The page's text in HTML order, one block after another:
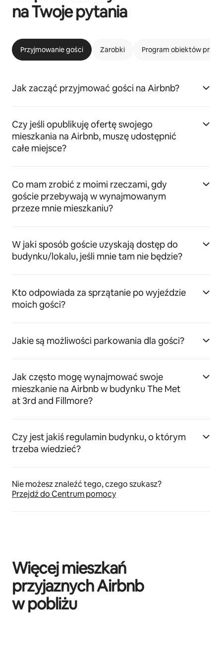
na Twoje pytania
Przyjmowanie gości Zarobki Program obiektów
Jak zacząć przyjmować gości na Airbnb?
Czy jeśli opublikuję ofertę swojego
mieszkania na Airbnb, muszę udostępnić
całe miejsce?
Co mam zrobić z moimi rzeczami, gdy
goście przebywają w wynajmowanym
przeze mnie mieszkaniu?
W jaki sposób goście uzyskają dostęp do
budynku/lokalu, jeśli mnie tam nie będzie?
Kto odpowiada za sprzątanie po wyjeździe
moich gości?
Jakie są możliwości parkowania dla gości?
Jak często mogę wynajmować swoje
mieszkanie na Airbnb w budynku The Met
at 3rd and Fillmore?
Czy jest jakiś regulamin budynku, o którym
trzeba wiedzieć?
Nie możesz znaleźć tego, czego szukasz?
Przejdź do Centrum pomocy
Więcej mieszkań
przyjaznych Airbnb
w pobliżu